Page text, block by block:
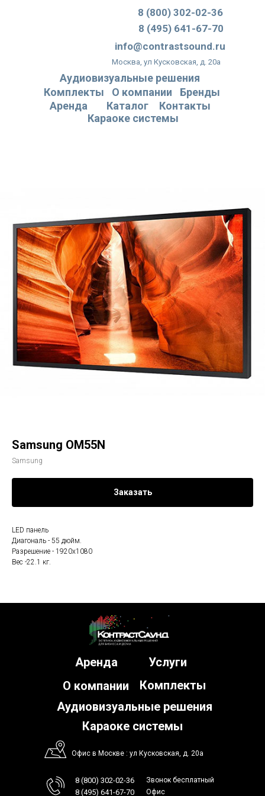
Каталог
Комплекты Бренды
О компании
Контакты
Москва, ул Кусковская, д. 20а
info@contrastsound.ru
8 (495) 641-67-70
8 (800) 302-02-36
Аренда
Аудиовизуальные решения
Караоке системы
Samsung OM55N
Samsung
Заказать
LED панель
Диагональ - 55 дюйм.
Разрешение - 1920x1080
Вес -22.1 кг.
Комплекты
Услуги
Аудиовизуальные решения
Офис в Москве : ул Кусковская, д. 20а
8 (800) 302-02-36 Звонок бесплатный
8 (495) 641-67-70 Офис
О компании
Аренда
Караоке системы